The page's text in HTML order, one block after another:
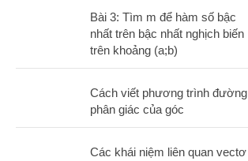
Bài 3: Tìm m để hàm số bậc
nhất trên bậc nhất nghịch biến
trên khoảng (a;b)
Cách viết phương trình đường
phân giác của góc
Các khái niệm liên quan vectơ